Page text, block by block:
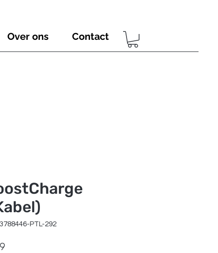
Over ons Contact
PTL-292